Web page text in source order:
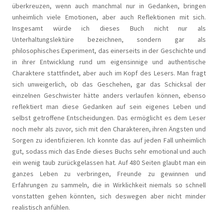
überkreuzen, wenn auch manchmal nur in Gedanken, bringen
unheimlich viele Emotionen, aber auch Reflektionen mit sich.
Insgesamt würde ich dieses Buch nicht nur als
Unterhaltungslektüre bezeichnen, sondern gar als
philosophisches Experiment, das einerseits in der Geschichte und
in ihrer Entwicklung rund um eigensinnige und authentische
Charaktere stattfindet, aber auch im Kopf des Lesers. Man fragt
sich unweigerlich, ob das Geschehen, gar das Schicksal der
einzelnen Geschwister hätte anders verlaufen können, ebenso
reflektiert man diese Gedanken auf sein eigenes Leben und
selbst getroffene Entscheidungen. Das ermöglicht es dem Leser
noch mehr als zuvor, sich mit den Charakteren, ihren Ängsten und
Sorgen zu identifizieren. Ich konnte das auf jeden Fall unheimlich
gut, sodass mich das Ende dieses Buchs sehr emotional und auch
ein wenig taub zurückgelassen hat. Auf 480 Seiten glaubt man ein
ganzes Leben zu verbringen, Freunde zu gewinnen und
Erfahrungen zu sammeln, die in Wirklichkeit niemals so schnell
vonstatten gehen könnten, sich deswegen aber nicht minder
realistisch anfühlen.